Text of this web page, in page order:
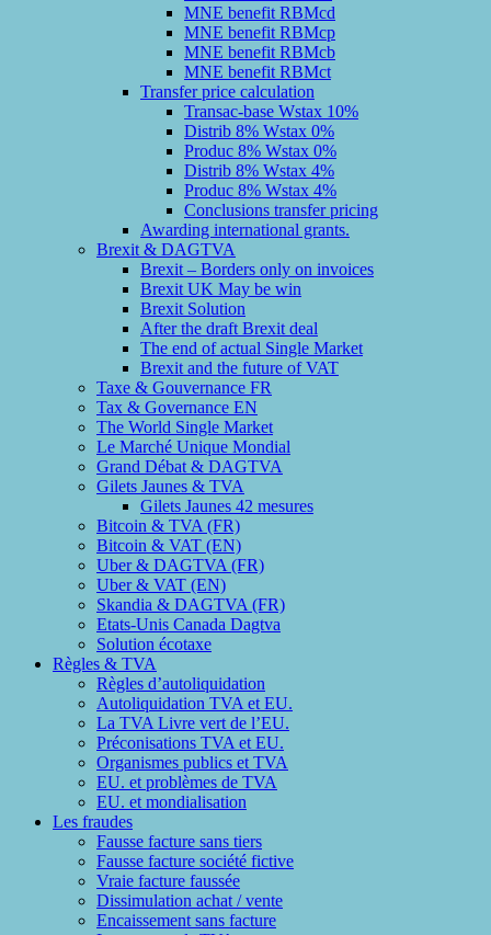
MNE benefit RBMcd
MNE benefit RBMcp
MNE benefit RBMcb
MNE benefit RBMct
Transfer price calculation
Transac-base Wstax 10%
Distrib 8% Wstax 0%
Produc 8% Wstax 0%
Distrib 8% Wstax 4%
Produc 8% Wstax 4%
Conclusions transfer pricing
Awarding international grants.
Brexit & DAGTVA
Brexit – Borders only on invoices
Brexit UK May be win
Brexit Solution
After the draft Brexit deal
The end of actual Single Market
Brexit and the future of VAT
Taxe & Gouvernance FR
Tax & Governance EN
The World Single Market
Le Marché Unique Mondial
Grand Débat & DAGTVA
Gilets Jaunes & TVA
Gilets Jaunes 42 mesures
Bitcoin & TVA (FR)
Bitcoin & VAT (EN)
Uber & DAGTVA (FR)
Uber & VAT (EN)
Skandia & DAGTVA (FR)
Etats-Unis Canada Dagtva
Solution écotaxe
Règles & TVA
Règles d’autoliquidation
Autoliquidation TVA et EU.
La TVA Livre vert de l’EU.
Préconisations TVA et EU.
Organismes publics et TVA
EU. et problèmes de TVA
EU. et mondialisation
Les fraudes
Fausse facture sans tiers
Fausse facture société fictive
Vraie facture faussée
Dissimulation achat / vente
Encaissement sans facture